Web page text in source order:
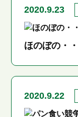
2020.9.23
ほのぼの・・
2020.9.22